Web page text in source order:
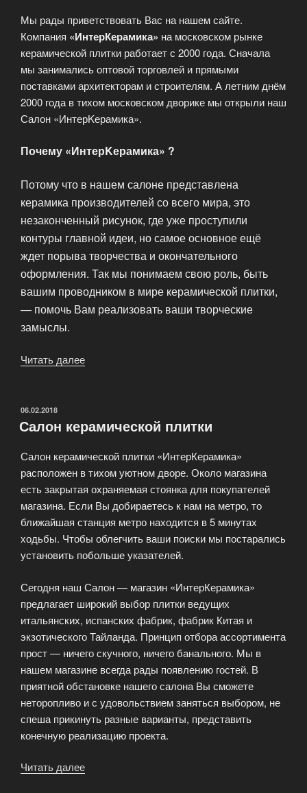
Мы рады приветствовать Вас на нашем сайте.
Компания «ИнтерКерамика» на московском рынке
керамической плитки работает с 2000 года. Сначала
мы занимались оптовой торговлей и прямыми
поставками архитекторам и строителям. А летним днём
2000 года в тихом московском дворике мы открыли наш
Салон «ИнтерKерамика».
Почему «ИнтерKерамика» ?
Потому что в нашем салоне представлена
керамика производителей со всего мира, это
незаконченный рисунок, где уже проступили
контуры главной идеи, но самое основное ещё
ждет порыва творчества и окончательного
оформления. Так мы понимаем свою роль, быть
вашим проводником в мире керамической плитки,
— помочь Вам реализовать ваши творческие
замыслы.
Читать далее
ОПУБЛИКОВАНО
06.02.2018
Салон керамической плитки
Салон керамической плитки «ИнтерКерамика»
расположен в тихом уютном дворе. Около магазина
есть закрытая охраняемая стоянка для покупателей
магазина. Если Вы добираетесь к нам на метро, то
ближайшая станция метро находится в 5 минутах
ходьбы. Чтобы облегчить ваши поиски мы постарались
установить побольше указателей.
Сегодня наш Салон — магазин «ИнтерКерамика»
предлагает широкий выбор плитки ведущих
итальянских, испанских фабрик, фабрик Китая и
экзотического Тайланда. Принцип отбора ассортимента
прост — ничего скучного, ничего банального. Мы в
нашем магазине всегда рады появлению гостей. В
приятной обстановке нашего салона Вы сможете
неторопливо и с удовольствием заняться выбором, не
спеша прикинуть разные варианты, представить
конечную реализацию проекта.
Читать далее